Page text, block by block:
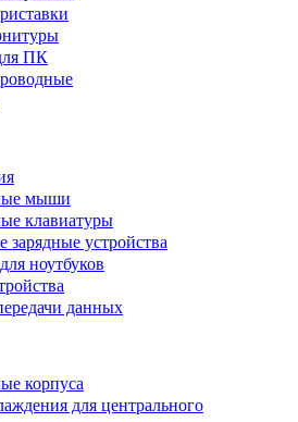
ПК
мыши
клавиатуры
зарядные устройства
ноутбуков
данных
корпуса
для центрального